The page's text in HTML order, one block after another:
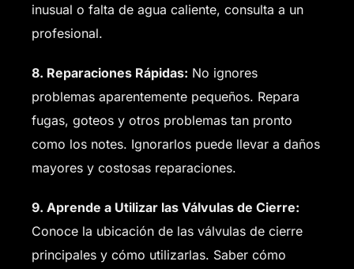
inusual o falta de agua caliente, consulta a un
profesional.
8. Reparaciones Rápidas: No ignores
problemas aparentemente pequeños. Repara
fugas, goteos y otros problemas tan pronto
como los notes. Ignorarlos puede llevar a daños
mayores y costosas reparaciones.
9. Aprende a Utilizar las Válvulas de Cierre:
Conoce la ubicación de las válvulas de cierre
principales y cómo utilizarlas. Saber cómo